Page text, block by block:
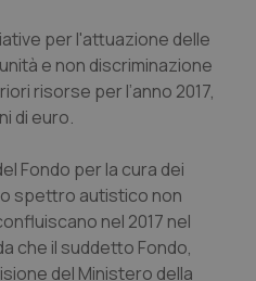
per l'attuazione delle
e non discriminazione
risorse per l’anno 2017,
di euro.
Fondo per la cura dei
spettro autistico non
nel 2017 nel
che il suddetto Fondo,
del Ministero della